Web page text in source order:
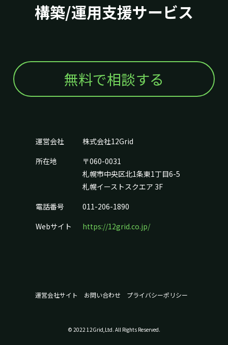
構築/運用支援サービス
無料で相談する
運営会社
株式会社12Grid
所在地
〒060-0031
札幌市中央区北1条東1丁目6-5
札幌イーストスクエア 3F
電話番号
011-206-1890
Webサイト
https://12grid.co.jp/
運営会社サイト お問い合わせ プライバシーポリシー
© 2022 12Grid,Ltd. All Rights Reserved.